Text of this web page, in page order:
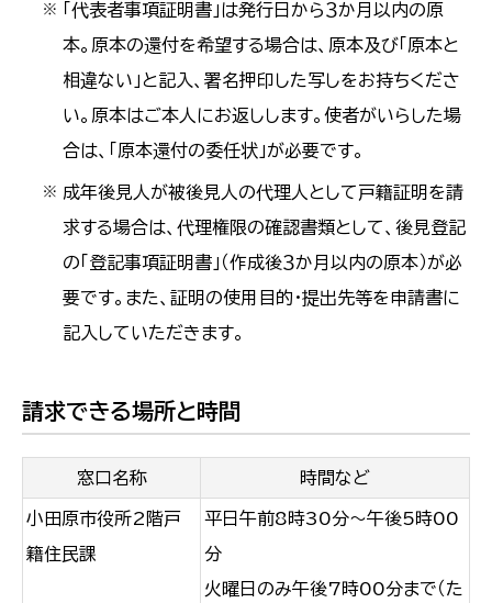
※
「代表者事項証明書」は発行日から３か月以内の原
本。原本の還付を希望する場合は、原本及び「原本と
相違ない」と記入、署名押印した写しをお持ちくださ
い。原本はご本人にお返しします。使者がいらした場
合は、「原本還付の委任状」が必要です。
※ 成年後見人が被後見人の代理人として戸籍証明を請
求する場合は、代理権限の確認書類として、後見登記
の「登記事項証明書」（作成後３か月以内の原本）が必
要です。また、証明の使用目的・提出先等を申請書に
記入していただきます。
請求できる場所と時間
窓口名称 時間など
小田原市役所2階戸
籍住民課
平日午前8時30分～午後5時00
分
火曜日のみ午後7時00分まで（た